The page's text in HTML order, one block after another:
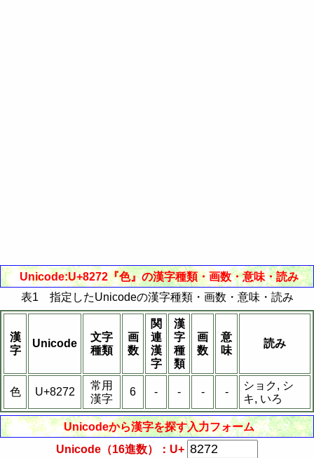
Unicode:U+8272『色』の漢字種類・画数・意味・読み
表1 指定したUnicodeの漢字種類・画数・意味・読み
漢
字
Unicode
文字
種類
画
数
関
連
漢
字
漢
字
種
類
画
数
意
味
読み
色 U+8272
常用
漢字
6 - - - -
ショク, シ
キ, いろ
Unicodeから漢字を探す入力フォーム
Unicode（16進数）：U+